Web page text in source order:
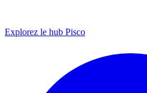
Explorez le hub Pisco